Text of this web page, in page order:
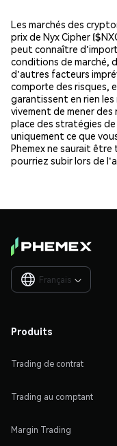
Les marchés des
prix de Nyx Cipher
peut connaître
conditions de marché,
d'autres facteurs
comporte des risques,
garantissent en rien
vivement de mener
place des stratégies
uniquement ce que
Phemex ne saurait
pourriez subir lors de
Français 
Produits
Trading de contrat
Trading au comptant
Margin Trading